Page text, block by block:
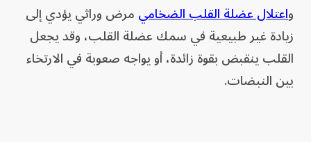
واعتلال عضلة القلب الضخاميمرض وراثي يؤدي إلى
زيادة غير طبيعية في سمك عضلة القلب، وقد يجعل
القلب ينقبض بقوة زائدة، أو يواجه صعوبة في الارتخاء
بين النبضات.